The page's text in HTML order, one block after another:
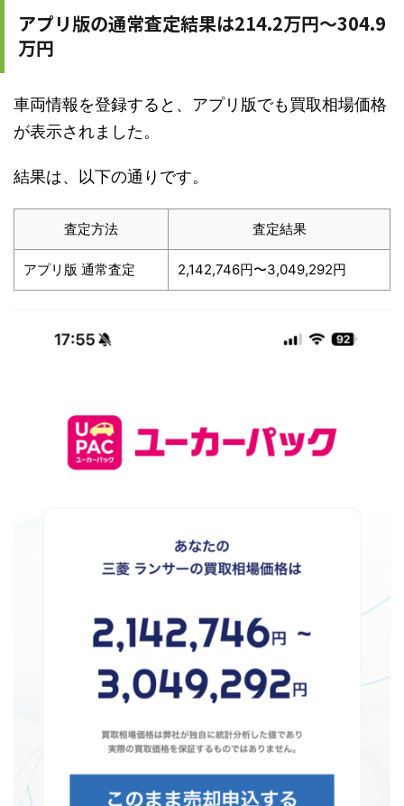
アプリ版の通常査定結果は214.2万円〜304.9
万円
車両情報を登録すると、アプリ版でも買取相場価格
が表示されました。
結果は、以下の通りです。
査定方法 査定結果
アプリ版 通常査定 2,142,746円〜3,049,292円